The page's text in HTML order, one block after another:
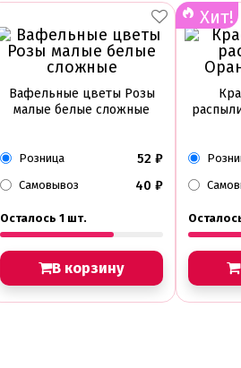
Вафельные цветы Розы
малые белые сложные
Розница 52 ₽
Самовывоз 40 ₽
Осталось 1 шт.
В корзину
Хит!